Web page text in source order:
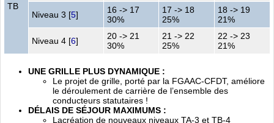
TB
Niveau 3 [5]
16 -> 17
30%
17 -> 18
25%
18 -> 19
21%
Niveau 4 [6]
20 -> 21
30%
21 -> 22
25%
22 -> 23
21%
UNE GRILLE PLUS DYNAMIQUE :
Le projet de grille, porté par la FGAAC-CFDT, améliore
le déroulement de carrière de l’ensemble des
conducteurs statutaires !
DÉLAIS DE SÉJOUR MAXIMUMS :
Lacréation de nouveaux niveaux TA-3 et TB-4